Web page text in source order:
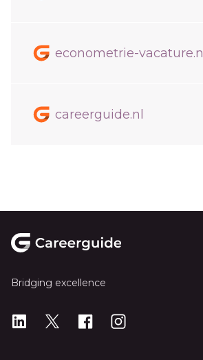
econometrie-vacature.nl
careerguide.nl
Bridging excellence
LinkedIn
X Instagram